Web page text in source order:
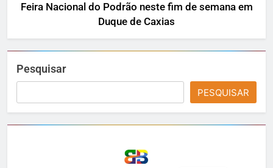
Feira Nacional do Podrão neste fim de semana em
Duque de Caxias
Pesquisar
PESQUISAR